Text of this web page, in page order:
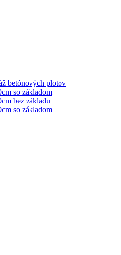
betónových plotov
so základom
bez základu
so základom